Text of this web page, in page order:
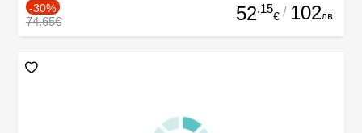
-30%
74.65€ 52.15
€ / 102лв.